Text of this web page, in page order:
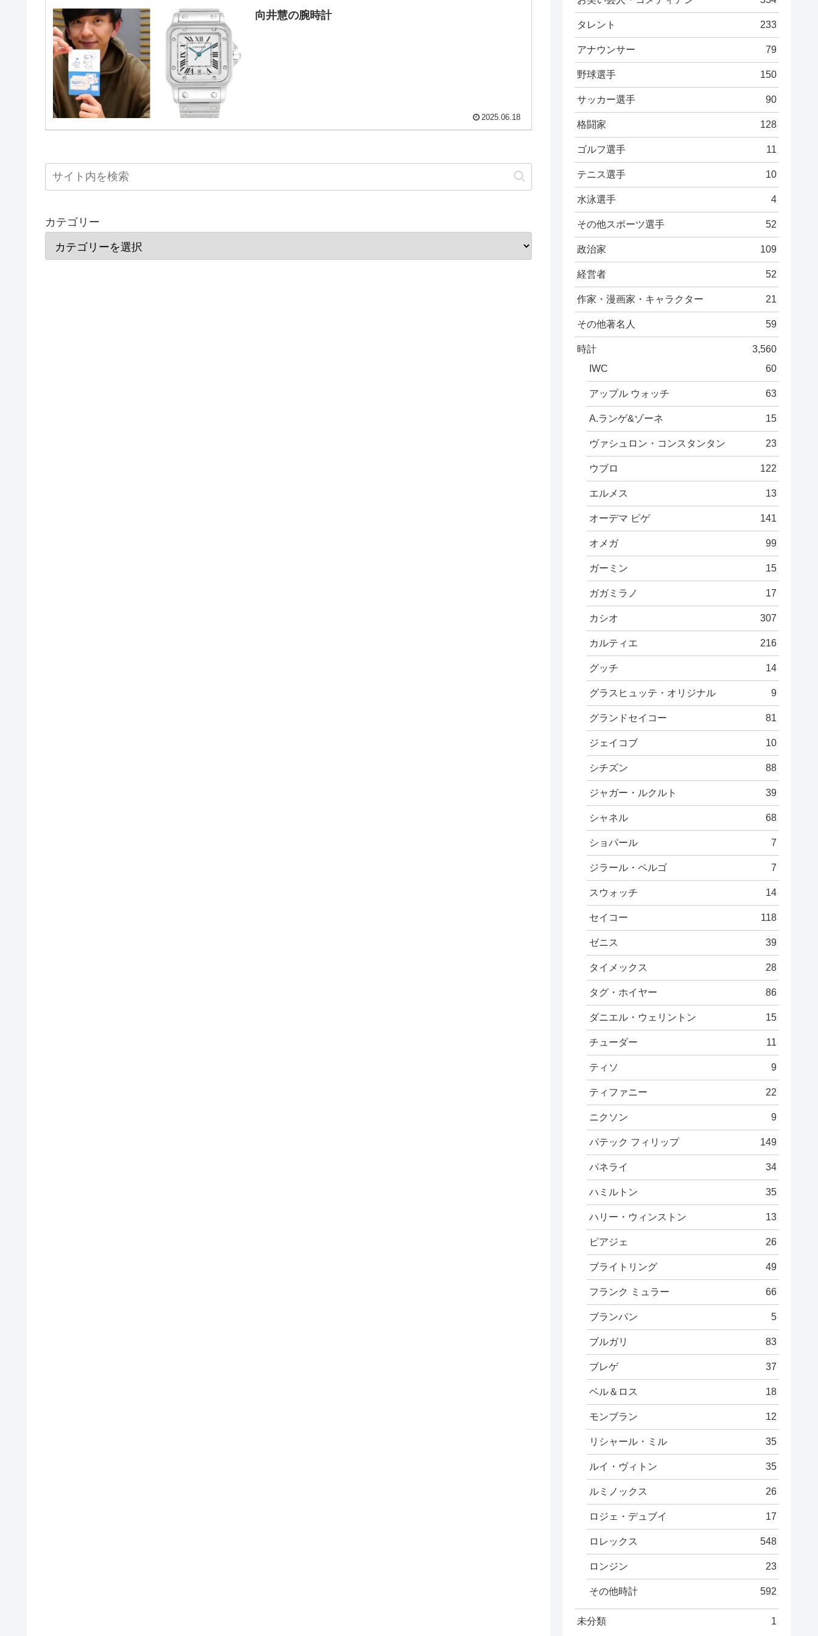
向井慧の腕時計
2025.06.18
カテゴリー
タレント 233
アナウンサー 79
野球選手 150
サッカー選手 90
格闘家 128
ゴルフ選手 11
テニス選手 10
水泳選手 4
その他スポーツ選手 52
政治家 109
経営者 52
作家・漫画家・キャラクター 21
その他著名人 59
時計
3,560
IWC
60
アップル ウォッチ 63
A.ランゲ&ゾーネ 15
ヴァシュロン・コンスタンタン 23
ウブロ 122
エルメス 13
オーデマ ピゲ 141
オメガ 99
ガーミン 15
ガガミラノ 17
カシオ 307
カルティエ 216
グッチ 14
グラスヒュッテ・オリジナル 9
グランドセイコー 81
ジェイコブ 10
シチズン 88
ジャガー・ルクルト 39
シャネル 68
ショパール 7
ジラール・ペルゴ 7
スウォッチ 14
セイコー 118
ゼニス 39
タイメックス 28
タグ・ホイヤー 86
ダニエル・ウェリントン 15
チューダー 11
ティソ 9
ティファニー 22
ニクソン 9
パテック フィリップ 149
パネライ 34
ハミルトン 35
ハリー・ウィンストン 13
ピアジェ 26
ブライトリング 49
フランク ミュラー 66
ブランパン 5
ブルガリ 83
ブレゲ 37
ベル＆ロス 18
モンブラン 12
リシャール・ミル 35
ルイ・ヴィトン 35
ルミノックス 26
ロジェ・デュブイ 17
ロレックス 548
ロンジン 23
その他時計 592
未分類 1